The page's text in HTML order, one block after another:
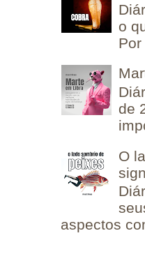
o
Por
de
O
aspectos